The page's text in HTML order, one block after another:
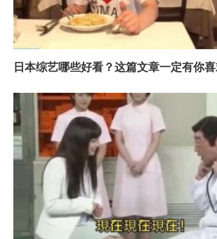
日本综艺哪些好看？这篇文章一定有你